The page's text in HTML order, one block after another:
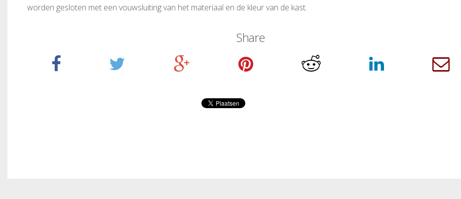
worden gesloten met een vouwsluiting van het materiaal en de kleur van de kast.
Share